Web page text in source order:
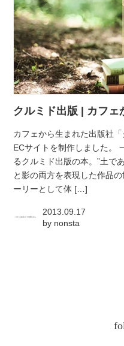
クルミド出版 | カフェ
カフェから生まれた出版社
ECサイトを制作しました。
るクルミド出版の本。”土で
と影の両方を表現した作品
ーリーとして体 […]
2013.09.17
by nonsta